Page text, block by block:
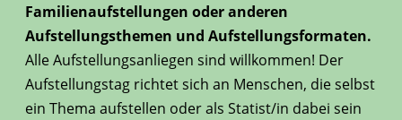
Familienaufstellungen oder anderen
Aufstellungsthemen und Aufstellungsformaten.
Alle Aufstellungsanliegen sind willkommen! Der
Aufstellungstag richtet sich an Menschen, die selbst
ein Thema aufstellen oder als Statist/in dabei sein